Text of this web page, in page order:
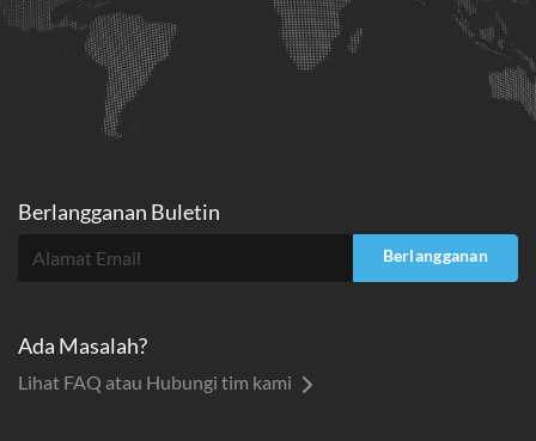
Berlangganan Buletin
Berlangganan
Ada Masalah?
Lihat FAQ atau Hubungi tim kami